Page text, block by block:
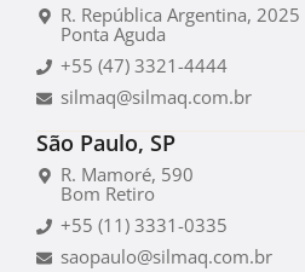
R. República Argentina, 2025
Ponta Aguda
+55 (47) 3321-4444
silmaq@silmaq.com.br
São Paulo, SP
R. Mamoré, 590
Bom Retiro
+55 (11) 3331-0335
saopaulo@silmaq.com.br